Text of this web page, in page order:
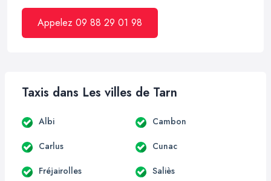
Appelez 09 88 29 01 98
Taxis dans Les villes de Tarn
Albi Cambon
Carlus Cunac
Fréjairolles Saliès